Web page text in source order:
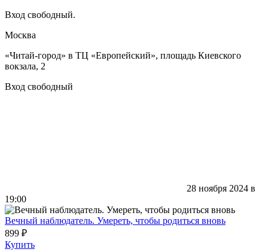
Вход свободный.
Москва
«Читай-город» в ТЦ «Европейский», площадь Киевского
вокзала, 2
Вход свободный
28 ноября 2024 в
19:00
Вечный наблюдатель. Умереть, чтобы родиться вновь
899 ₽
Купить